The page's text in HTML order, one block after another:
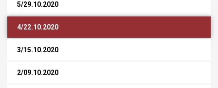
5/29.10.2020
4/22.10.2020
3/15.10.2020
2/09.10.2020